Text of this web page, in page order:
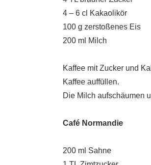
4 – 6 cl Kakaolikör
100 g zerstoßenes Eis
200 ml Milch
Kaffee mit Zucker und
Kaffee auffüllen.
Die Milch aufschäumen
Café Normandie
200 ml Sahne